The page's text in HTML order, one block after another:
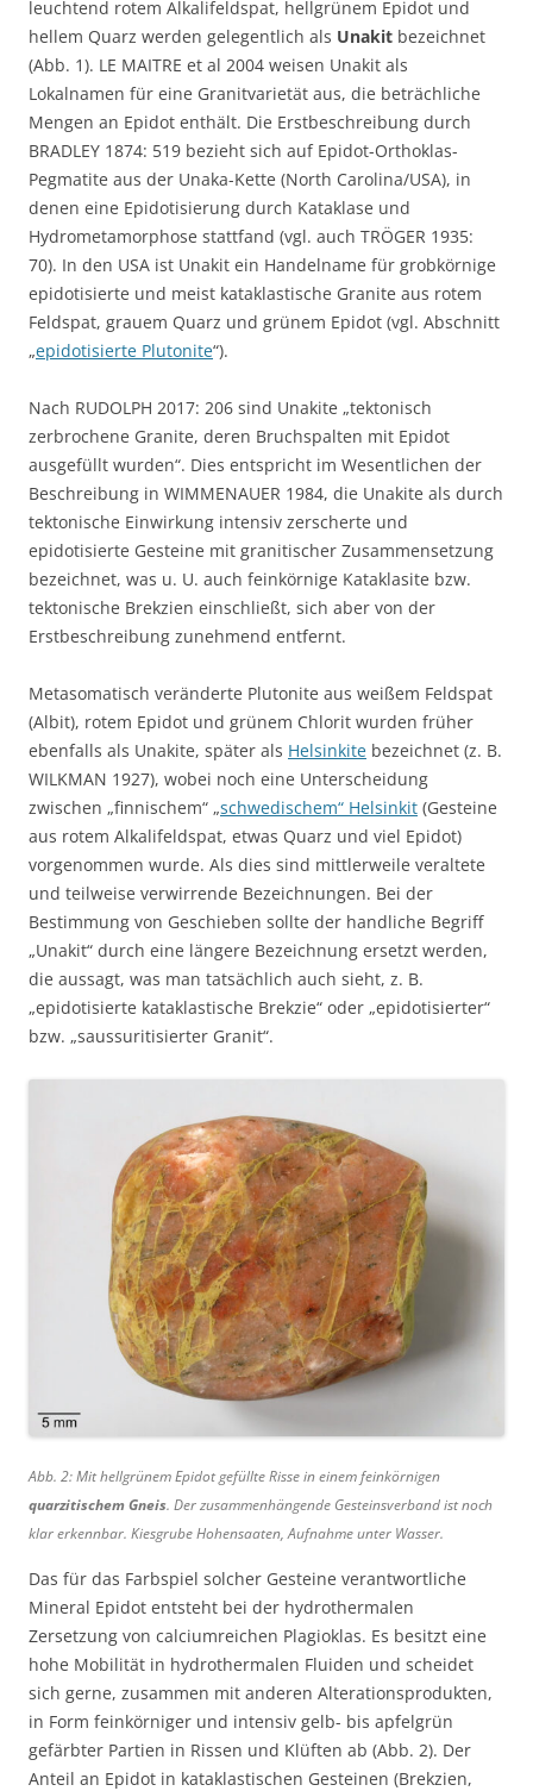
leuchtend rotem Alkalifeldspat, hellgrünem Epidot und
hellem Quarz werden gelegentlich als Unakit bezeichnet
(Abb. 1). LE MAITRE et al 2004 weisen Unakit als
Lokalnamen für eine Granitvarietät aus, die beträchliche
Mengen an Epidot enthält. Die Erstbeschreibung durch
BRADLEY 1874: 519 bezieht sich auf Epidot-Orthoklas-
Pegmatite aus der Unaka-Kette (North Carolina/USA), in
denen eine Epidotisierung durch Kataklase und
Hydrometamorphose stattfand (vgl. auch TRÖGER 1935:
70). In den USA ist Unakit ein Handelname für grobkörnige
epidotisierte und meist kataklastische Granite aus rotem
Feldspat, grauem Quarz und grünem Epidot (vgl. Abschnitt
„epidotisierte Plutonite“).
Nach RUDOLPH 2017: 206 sind Unakite „tektonisch
zerbrochene Granite, deren Bruchspalten mit Epidot
ausgefüllt wurden“. Dies entspricht im Wesentlichen der
Beschreibung in WIMMENAUER 1984, die Unakite als durch
tektonische Einwirkung intensiv zerscherte und
epidotisierte Gesteine mit granitischer Zusammensetzung
bezeichnet, was u. U. auch feinkörnige Kataklasite bzw.
tektonische Brekzien einschließt, sich aber von der
Erstbeschreibung zunehmend entfernt.
Metasomatisch veränderte Plutonite aus weißem Feldspat
(Albit), rotem Epidot und grünem Chlorit wurden früher
ebenfalls als Unakite, später als Helsinkite bezeichnet (z. B.
WILKMAN 1927), wobei noch eine Unterscheidung
zwischen „finnischem“ „schwedischem“ Helsinkit (Gesteine
aus rotem Alkalifeldspat, etwas Quarz und viel Epidot)
vorgenommen wurde. Als dies sind mittlerweile veraltete
und teilweise verwirrende Bezeichnungen. Bei der
Bestimmung von Geschieben sollte der handliche Begriff
„Unakit“ durch eine längere Bezeichnung ersetzt werden,
die aussagt, was man tatsächlich auch sieht, z. B.
„epidotisierte kataklastische Brekzie“ oder „epidotisierter“
bzw. „saussuritisierter Granit“.
Abb. 2: Mit hellgrünem Epidot gefüllte Risse in einem feinkörnigen
quarzitischem Gneis. Der zusammenhängende Gesteinsverband ist noch
klar erkennbar. Kiesgrube Hohensaaten, Aufnahme unter Wasser.
Das für das Farbspiel solcher Gesteine verantwortliche
Mineral Epidot entsteht bei der hydrothermalen
Zersetzung von calciumreichen Plagioklas. Es besitzt eine
hohe Mobilität in hydrothermalen Fluiden und scheidet
sich gerne, zusammen mit anderen Alterationsprodukten,
in Form feinkörniger und intensiv gelb- bis apfelgrün
gefärbter Partien in Rissen und Klüften ab (Abb. 2). Der
Anteil an Epidot in kataklastischen Gesteinen (Brekzien,